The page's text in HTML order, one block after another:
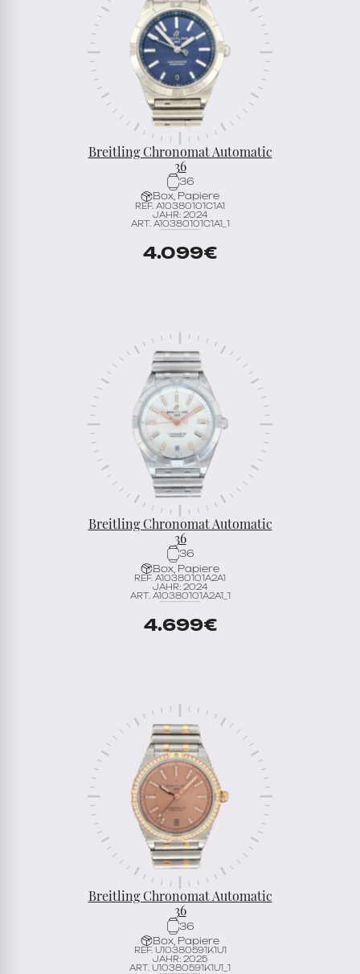
Breitling Chronomat Automatic
36
36
Box, Papiere
REF. A10380101C1A1
JAHR: 2024
ART. A10380101C1A1_1
4.099€
Breitling Chronomat Automatic
36
36
Box, Papiere
REF. A10380101A2A1
JAHR: 2024
ART. A10380101A2A1_1
4.699€
Breitling Chronomat Automatic
36
36
Box, Papiere
REF. U10380591K1U1
JAHR: 2025
ART. U10380591K1U1_1